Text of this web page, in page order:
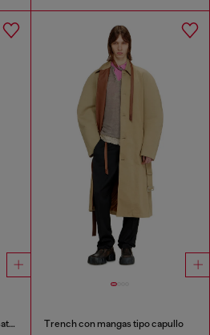
Chaleco sin mangas en denim satinado de color Trench con mangas tipo capullo